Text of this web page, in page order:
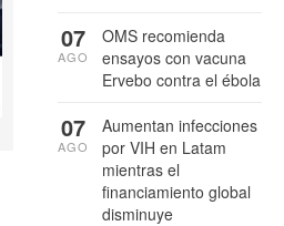
OMS recomienda
ensayos con vacuna
Ervebo contra el ébola
07
AGO
Aumentan infecciones
por VIH en Latam
mientras el
financiamiento global
disminuye
07
AGO